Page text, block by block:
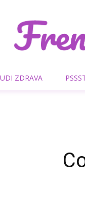
ZDRAVA